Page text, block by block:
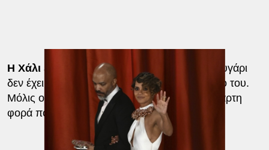
Η Χάλι επιμένει ότι είπε «ναι»
… αλλά το ζευγάρι
δεν έχει ακόμη ορίσει ημερομηνία για τον γάμο του.
Μόλις ορίσουν τη μεγάλη μέρα, θα είναι η τέταρτη
φορά που η Χάλι θα ντυθεί νύφη.